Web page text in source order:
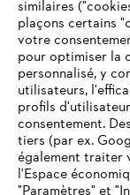
Questions
Service
similaires
plaçons certains
votre
pour optimiser la
personnalisé, y
utilisateurs,
profils
consentement.
tiers (par ex.
également traiter
l'Espace